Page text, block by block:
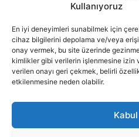
Kullanıyoruz
En iyi deneyimleri sunabilmek için
cihaz bilgilerini depolama ve/veya
onay vermek, bu site üzerinde
kimlikler gibi verilerin işlenmesine izin
verilen onayı geri çekmek, belirli
etkilenmesine neden olabilir.
İnternet portalımızda yer alan
içeriğin hakları Sigortamedya
basılı ya da elektronik bir
e-Mail Adresimiz: